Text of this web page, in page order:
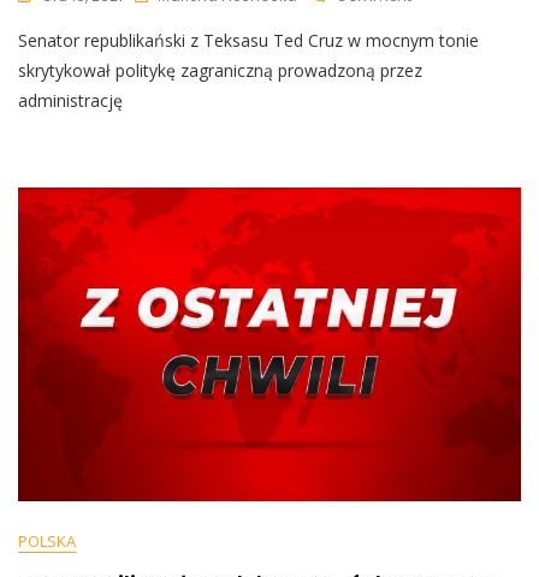
Republikański
Z
Mogły
Wjechać
Na
Ukrainę”
[WIDEO]
Senator republikański z Teksasu Ted Cruz w mocnym tonie
skrytykował politykę zagraniczną prowadzoną przez
administrację
POLSKA